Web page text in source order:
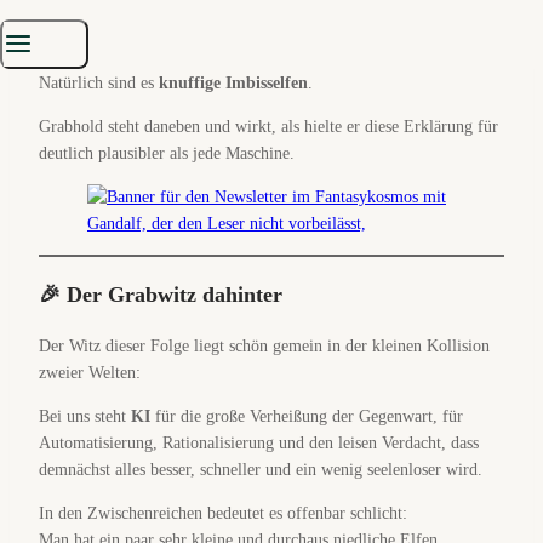
Natürlich sind es knuffige Imbisselfen
Grabhold steht daneben und wirkt, als hielte er diese Erklärung für
deutlich plausibler als jede Maschine.
🎉 Der Grabwitz dahinter
Der Witz dieser Folge liegt schön gemein in der kleinen Kollision
zweier Welten:
Bei uns steht KI für die große Verheißung der Gegenwart, für
Automatisierung, Rationalisierung und den leisen Verdacht, dass
demnächst alles besser, schneller und ein wenig seelenloser wird.
In den Zwischenreichen bedeutet es offenbar schlicht: